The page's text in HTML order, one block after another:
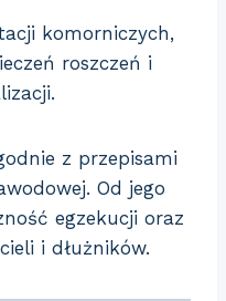
komorniczych,
roszczeń i
z przepisami
Od jego
egzekucji oraz
i dłużników.